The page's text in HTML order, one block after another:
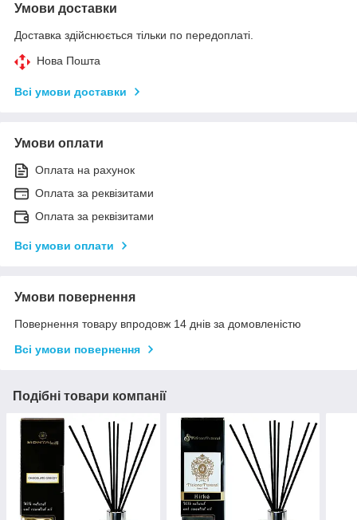
Умови доставки
Доставка здійснюється тільки по передоплаті.
Нова Пошта
Всі умови доставки
Умови оплати
Оплата на рахунок
Оплата за реквізитами
Оплата за реквізитами
Всі умови оплати
Умови повернення
Повернення товару впродовж 14 днів за домовленістю
Всі умови повернення
Подібні товари компанії